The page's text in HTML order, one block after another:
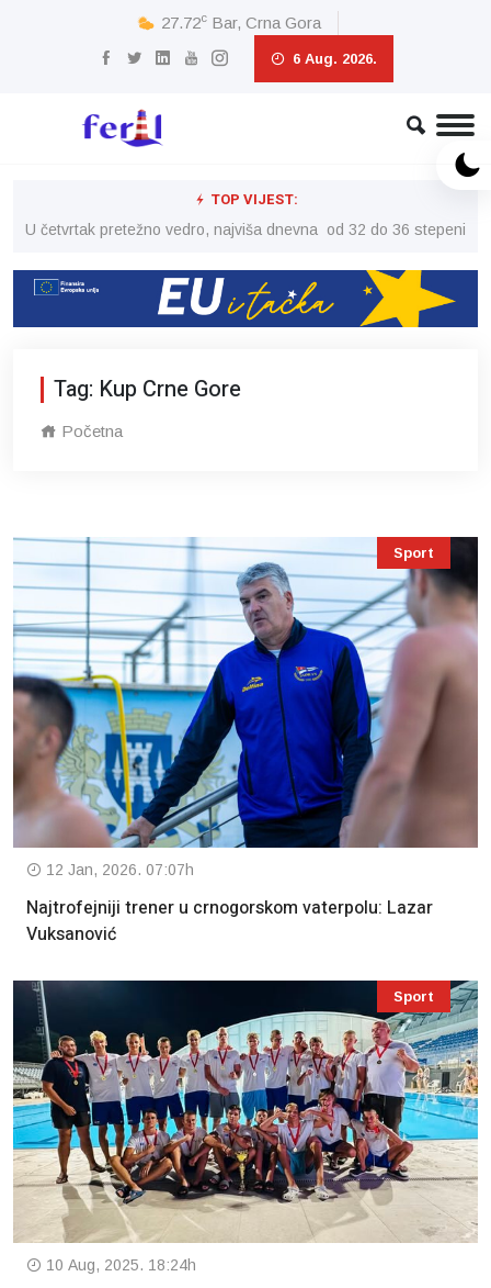
27.72c Bar, Crna Gora
6 Aug. 2026.
TOP VIJEST:
U četvrtak pretežno vedro, najviša dnevna od 32 do 36 stepeni
Tag: Kup Crne Gore
Početna
Sport
12 Jan, 2026. 07:07h
Najtrofejniji trener u crnogorskom vaterpolu: Lazar
Vuksanović
Sport
10 Aug, 2025. 18:24h